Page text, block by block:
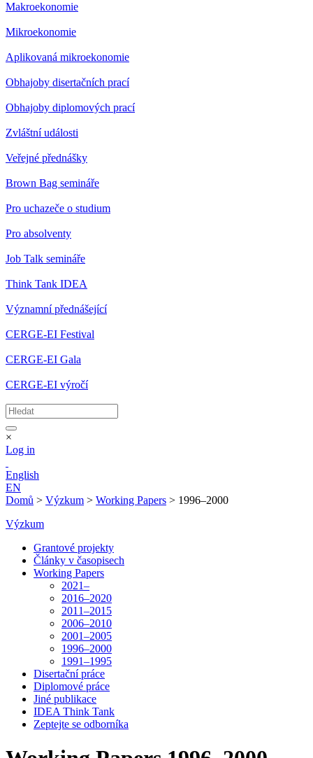
Makroekonomie
Mikroekonomie
Aplikovaná mikroekonomie
Obhajoby disertačních prací
Obhajoby diplomových prací
Zvláštní události
Veřejné přednášky
Brown Bag semináře
Pro uchazeče o studium
Pro absolventy
Job Talk semináře
Think Tank IDEA
Významní přednášející
CERGE-EI Festival
CERGE-EI Gala
CERGE-EI výročí
×
Log in
English
EN
Domů > Výzkum > Working Papers > 1996–2000
Výzkum
Grantové projekty
Články v časopisech
Working Papers
2021–
2016–2020
2011–2015
2006–2010
2001–2005
1996–2000
1991–1995
Disertační práce
Diplomové práce
Jiné publikace
IDEA Think Tank
Zeptejte se odborníka